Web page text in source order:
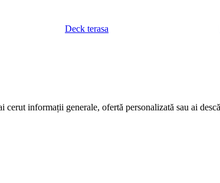
Deck terasa
informații generale, ofertă personalizată sau ai